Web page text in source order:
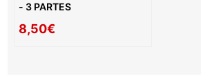
- 3 PARTES
8,50€